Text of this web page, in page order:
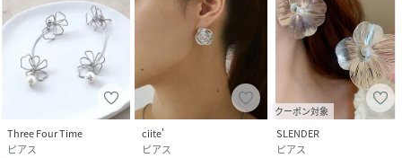
Three Four Time
ピアス
ciite'
ピアス
クーポン対象
SLENDER
ピアス